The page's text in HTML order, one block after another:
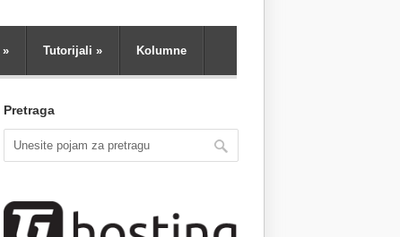
» Tutorijali » Kolumne
Pretraga